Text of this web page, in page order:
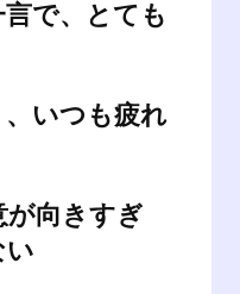
で、とても
、いつも疲れ
が向きすぎ
い